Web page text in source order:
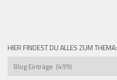
HIER FINDEST DU ALLES ZUM THEMA:
Hier
findest